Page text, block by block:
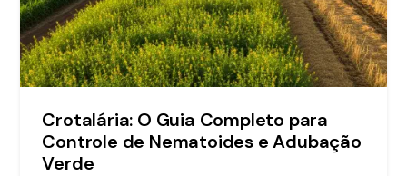
Crotalária: O Guia Completo para
Controle de Nematoides e Adubação
Verde